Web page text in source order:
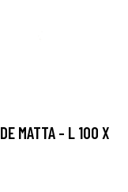
MATTA - L 100 X